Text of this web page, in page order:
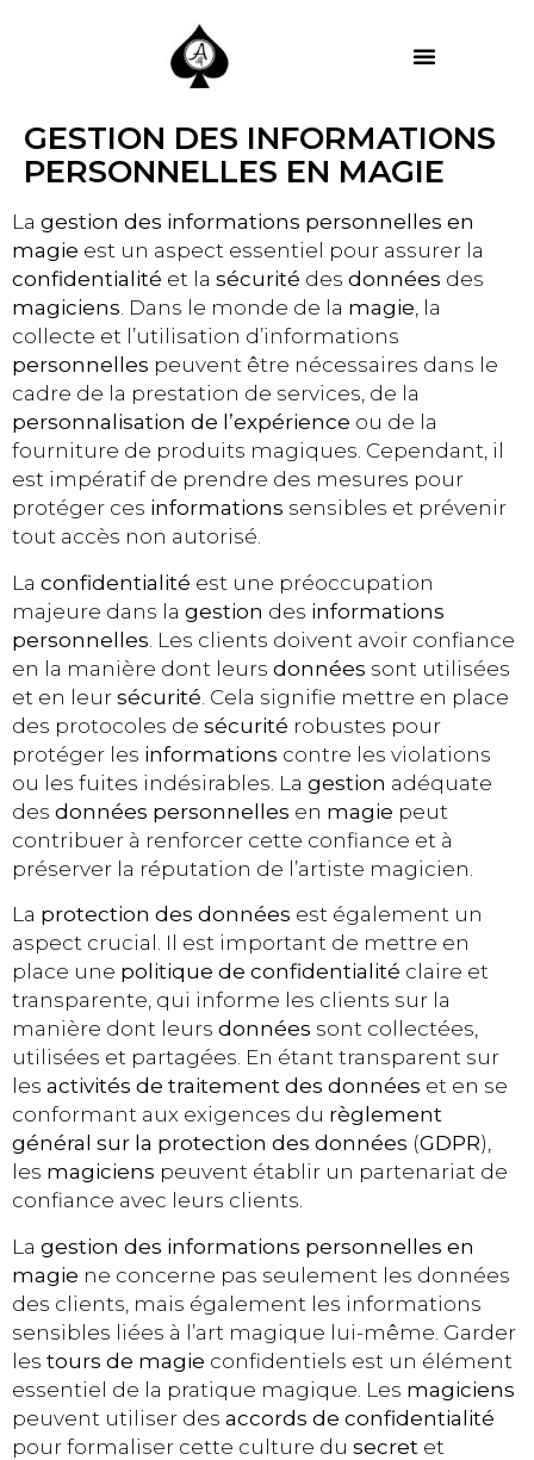
GESTION DES INFORMATIONS
PERSONNELLES EN MAGIE
La gestion des informations personnelles en
magie est un aspect essentiel pour assurer la
confidentialité et la sécurité des données des
magiciens. Dans le monde de la magie, la
collecte et l’utilisation d’informations
personnelles peuvent être nécessaires dans le
cadre de la prestation de services, de la
personnalisation de l’expérience ou de la
fourniture de produits magiques. Cependant, il
est impératif de prendre des mesures pour
protéger ces informations sensibles et prévenir
tout accès non autorisé.
La confidentialité est une préoccupation
majeure dans la gestion des informations
personnelles . Les clients doivent avoir confiance
en la manière dont leurs données sont utilisées
et en leur sécurité . Cela signifie mettre en place
des protocoles de sécurité robustes pour
protéger les informations contre les violations
ou les fuites indésirables. La gestion adéquate
des données personnelles en magie peut
contribuer à renforcer cette confiance et à
préserver la réputation de l’artiste magicien.
La protection des données est également un
aspect crucial. Il est important de mettre en
place une politique de confidentialité claire et
transparente, qui informe les clients sur la
manière dont leurs données sont collectées,
utilisées et partagées. En étant transparent sur
les activités de traitement des données et en se
conformant aux exigences du règlement
général sur la protection des données (GDPR),
les magiciens peuvent établir un partenariat de
confiance avec leurs clients.
La gestion des informations personnelles en
magie ne concerne pas seulement les données
des clients, mais également les informations
sensibles liées à l’art magique lui-même. Garder
les tours de magie confidentiels est un élément
essentiel de la pratique magique. Les magiciens
peuvent utiliser des accords de confidentialité
pour formaliser cette culture du secret et